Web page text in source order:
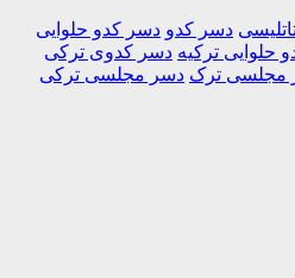
دسر کدو دسر کدو حلوایی
ترکیه دسر کدوی ترکی
ترک دسر مجلسی ترکی